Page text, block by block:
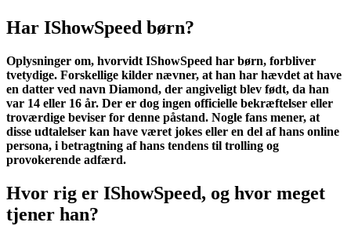
Har IShowSpeed børn?
Oplysninger om, hvorvidt IShowSpeed har børn, forbliver
tvetydige. Forskellige kilder nævner, at han har hævdet at have
en datter ved navn Diamond, der angiveligt blev født, da han
var 14 eller 16 år. Der er dog ingen officielle bekræftelser eller
troværdige beviser for denne påstand. Nogle fans mener, at
disse udtalelser kan have været jokes eller en del af hans online
persona, i betragtning af hans tendens til trolling og
provokerende adfærd.
Hvor rig er IShowSpeed, og hvor meget
tjener han?